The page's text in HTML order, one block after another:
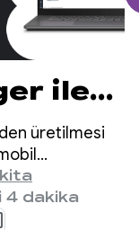
ile
üretilmesi
sorunu
4 dakika